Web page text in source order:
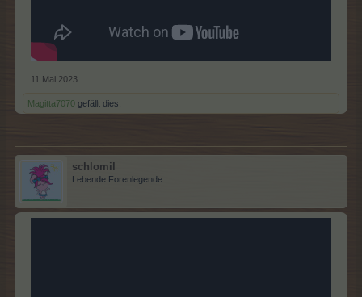
11 Mai 2023
Magitta7070 gefällt dies.
schlomil
Lebende Forenlegende